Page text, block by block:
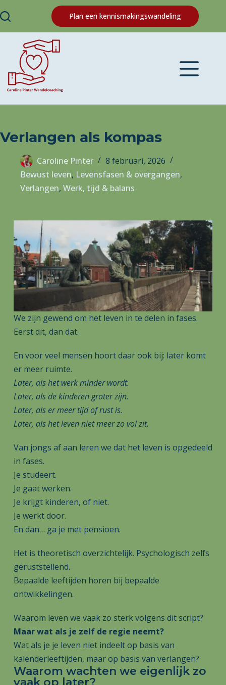
Plan een kennismakingswandeling
Verlangen als kompas
Caroline Pinter
8 februari, 2026
Bewust leven, Levensfasen & overgangen,
Verlangen, Werk, tijd & balans
We zijn gewend om het leven in te delen in fases.
Eerst dit, dan dat.
En voor veel mensen hoort daar ook bij: later komt
er meer ruimte.
Later, als het werk minder wordt.
Later, als de kinderen groter zijn.
Later, als er meer tijd of rust is.
Later, als het leven niet meer zo vol zit.
Van jongs af aan leren we dat het leven is opgedeeld
in fases.
Je studeert.
Je gaat werken.
Je krijgt kinderen, of niet.
Je werkt door.
En dan… ga je met pensioen.
Het is theoretisch overzichtelijk. Psychologisch zelfs
geruststellend.
Bepaalde leeftijden horen bij bepaalde
ontwikkelingen.
Waarom leven we vaak zo sterk volgens dit script?
Maar wat als je zelf de regie neemt?
Wat als je je leven niet indeelt op basis van
kalenderleeftijden, maar op basis van verlangen?
Waarom wachten we eigenlijk zo
vaak op later?